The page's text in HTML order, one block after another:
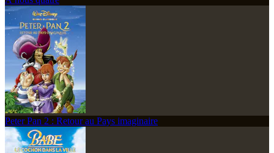
Peter Pan 2 : Retour au Pays imaginaire